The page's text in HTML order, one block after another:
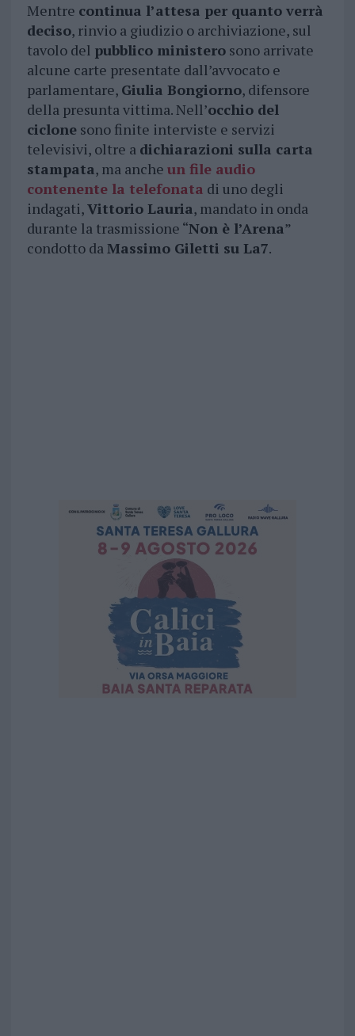
Mentre continua l’attesa per quanto verrà
deciso, rinvio a giudizio o archiviazione, sul
tavolo del pubblico ministerosono arrivate
alcune carte presentate dall’avvocato e
parlamentare, Giulia Bongiorno, difensore
della presunta vittima. Nell’occhio del
ciclonesono finite interviste e servizi
televisivi, oltre a dichiarazioni sulla carta
stampata, ma anche un file audio
contenente la telefonata di uno degli
indagati,Vittorio Lauria, mandato in onda
durante la trasmissione “Non è l’Arena”
condotto daMassimo Giletti su La7.